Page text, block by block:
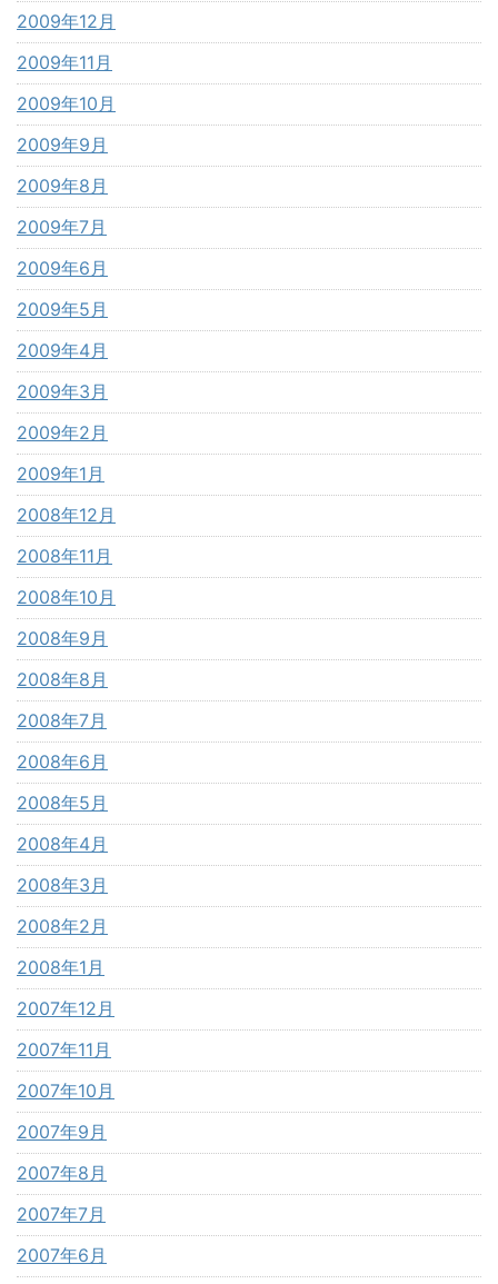
2009年12月
2009年11月
2009年10月
2009年9月
2009年8月
2009年7月
2009年6月
2009年5月
2009年4月
2009年3月
2009年2月
2009年1月
2008年12月
2008年11月
2008年10月
2008年9月
2008年8月
2008年7月
2008年6月
2008年5月
2008年4月
2008年3月
2008年2月
2008年1月
2007年12月
2007年11月
2007年10月
2007年9月
2007年8月
2007年7月
2007年6月